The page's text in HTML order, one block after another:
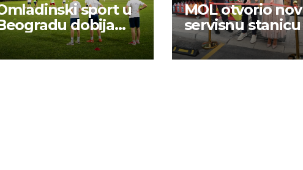
sport u
dobija
energiju:
MOL otvorio
servisnu stanicu